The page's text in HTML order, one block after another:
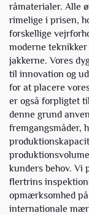
råmaterialer. Alle
rimelige i prisen,
forskellige
moderne
jakkerne. Vores
til innovation og
for at placere
er også forpligtet
denne grund
fremgangsmåder,
kunders behov.
flertrins
opmærksomhed
internationale